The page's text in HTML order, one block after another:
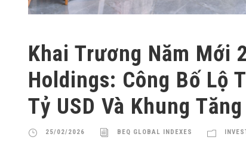
Khai Trương Năm Mới
Holdings: Công Bố Lộ
Tỷ USD Và Khung
25/02/2026 BEQ GLOBAL INDEXES